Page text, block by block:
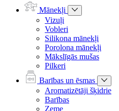
Mānekļi
Vizuļi
Vobleri
Silikona mānekļi
Porolona mānekļi
Mākslīgās mušas
Pilkeri
Barības un ēsmas
Aromatizētāji šķidrie
Barības
Zeme